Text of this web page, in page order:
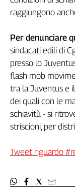
Collettiva
Rubriche
Talk
La
settimana
Collettiva
Girasoli
Il
Linea
Tech
It
raggiungono
Per denunciare
sindacati edili di
presso lo
flash mob
tra la Juventus e
dei quali con le
schiavitù - si
striscioni, per
Tweet riguardo